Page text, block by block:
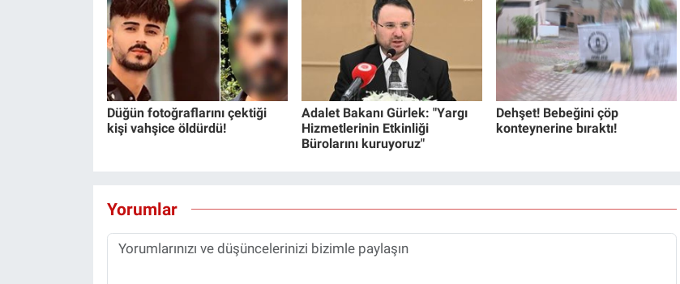
Düğün fotoğraflarını çektiği
kişi vahşice öldürdü!
Adalet Bakanı Gürlek: "Yargı
Hizmetlerinin Etkinliği
Bürolarını kuruyoruz"
Dehşet! Bebeğini çöp
konteynerine bıraktı!
Yorumlar